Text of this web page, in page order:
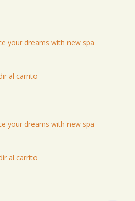
your dreams with new spa
al carrito
your dreams with new spa
al carrito